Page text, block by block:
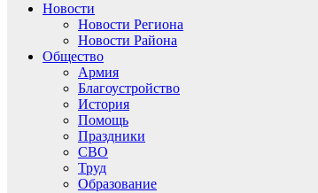
Новости
Новости Региона
Новости Района
Общество
Армия
Благоустройство
История
Помощь
Праздники
СВО
Труд
Образование